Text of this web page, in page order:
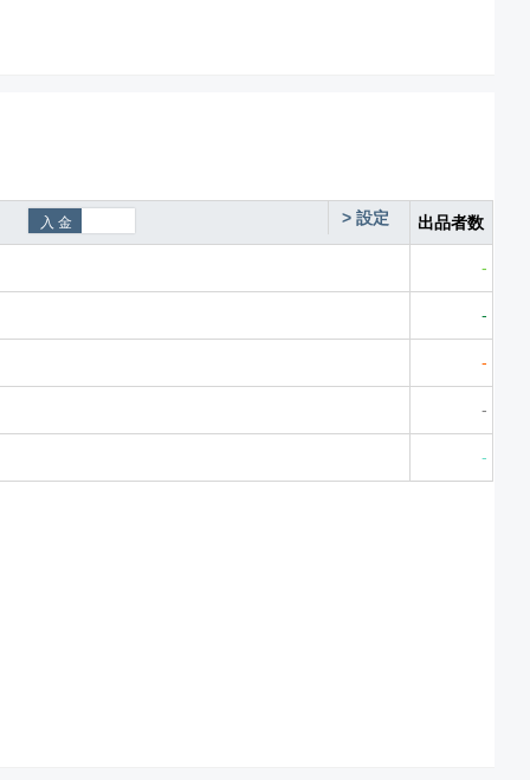
> 設定 出品者数
-
-
-
-
-